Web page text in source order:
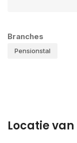
Branches
Pensionstal
Locatie